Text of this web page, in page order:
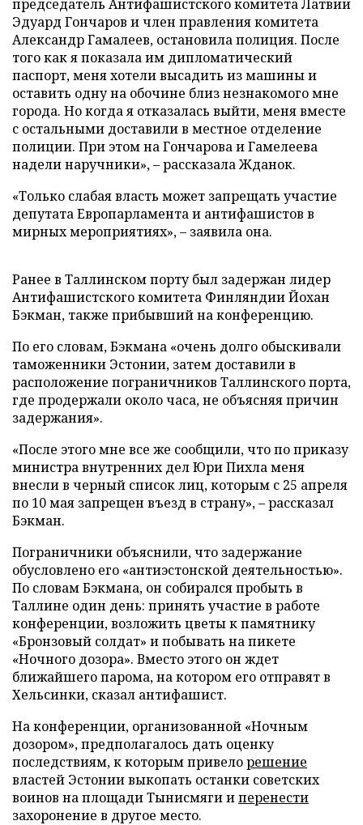
председатель Антифашистского комитета Латвии
Эдуард Гончаров и член правления комитета
Александр Гамалеев, остановила полиция. После
того как я показала им дипломатический
паспорт, меня хотели высадить из машины и
оставить одну на обочине близ незнакомого мне
города. Но когда я отказалась выйти, меня вместе
с остальными доставили в местное отделение
полиции. При этом на Гончарова и Гамелеева
надели наручники», – рассказала Жданок.
«Только слабая власть может запрещать участие
депутата Европарламента и антифашистов в
мирных мероприятиях», – заявила она.
Ранее в Таллинском порту был задержан лидер
Антифашистского комитета Финляндии Йохан
Бэкман, также прибывший на конференцию.
По его словам, Бэкмана «очень долго обыскивали
таможенники Эстонии, затем доставили в
расположение пограничников Таллинского порта,
где продержали около часа, не объясняя причин
задержания».
«После этого мне все же сообщили, что по приказу
министра внутренних дел Юри Пихла меня
внесли в черный список лиц, которым с 25 апреля
по 10 мая запрещен въезд в страну», – рассказал
Бэкман.
Пограничники объяснили, что задержание
обусловлено его «антиэстонской деятельностью».
По словам Бэкмана, он собирался пробыть в
Таллине один день: принять участие в работе
конференции, возложить цветы к памятнику
«Бронзовый солдат» и побывать на пикете
«Ночного дозора». Вместо этого он ждет
ближайшего парома, на котором его отправят в
Хельсинки, сказал антифашист.
На конференции, организованной «Ночным
дозором», предполагалось дать оценку
последствиям, к которым привелорешение
властей Эстонии выкопать останки советских
воинов на площади Тынисмяги иперенести
захоронение в другое место.